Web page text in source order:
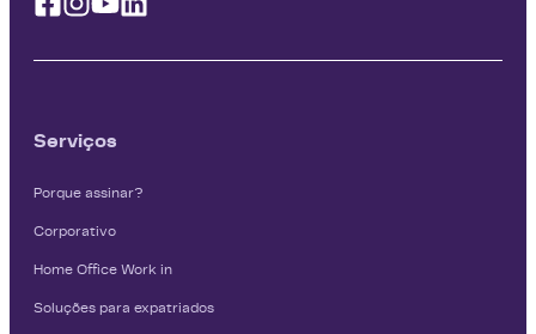
Serviços
Porque assinar?
Corporativo
Home Office Work in
Soluções para expatriados